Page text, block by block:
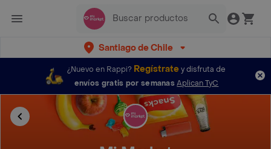
Santiago de Chile
¿Nuevo en Rappi? Regístratey disfruta de
envíos gratis por semanas Aplican TyC